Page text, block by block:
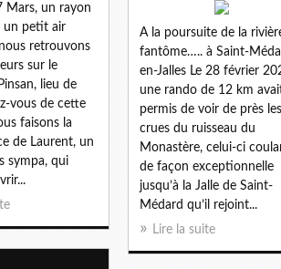
Mars, un rayon
un petit air
retrouvons
sur le
lieu de
vous de cette
faisons la
de Laurent, un
sympa, qui
A la poursuite de la
fantôme….. à Saint-
en-Jalles Le 28 février
une rando de 12 km
permis de voir de près les
crues du ruisseau du
Monastère, celui-ci
de façon exceptionnelle
jusqu’à la Jalle de Saint-
Médard qu’il rejoint...
Lire la suite